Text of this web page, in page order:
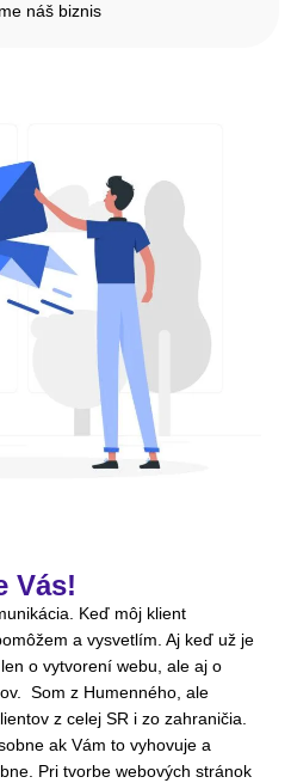
náš biznis
Vás!
Keď môj klient
a vysvetlím. Aj keď už je
o vytvorení webu, ale aj o
Som z Humenného, ale
z celej SR i zo zahraničia.
ak Vám to vyhovuje a
Pri tvorbe webových stránok